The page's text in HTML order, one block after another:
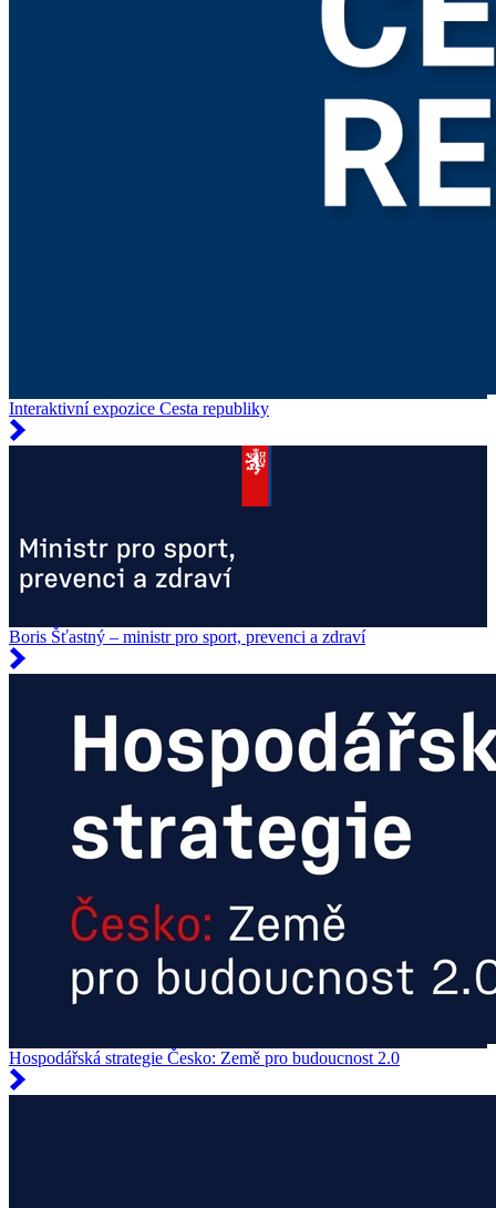
Interaktivní expozice Cesta republiky
Boris Šťastný – ministr pro sport, prevenci a zdraví
Hospodářská strategie Česko: Země pro budoucnost 2.0